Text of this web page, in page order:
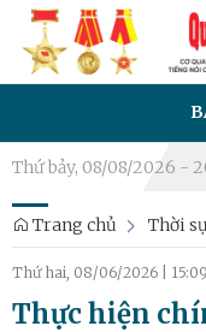
BÁO
Thứ bảy, 08/08/2026 -
lập Tiểu đội Dân
Trang chủ Thời
Thứ hai, 08/06/2026 15:09
Thực hiện